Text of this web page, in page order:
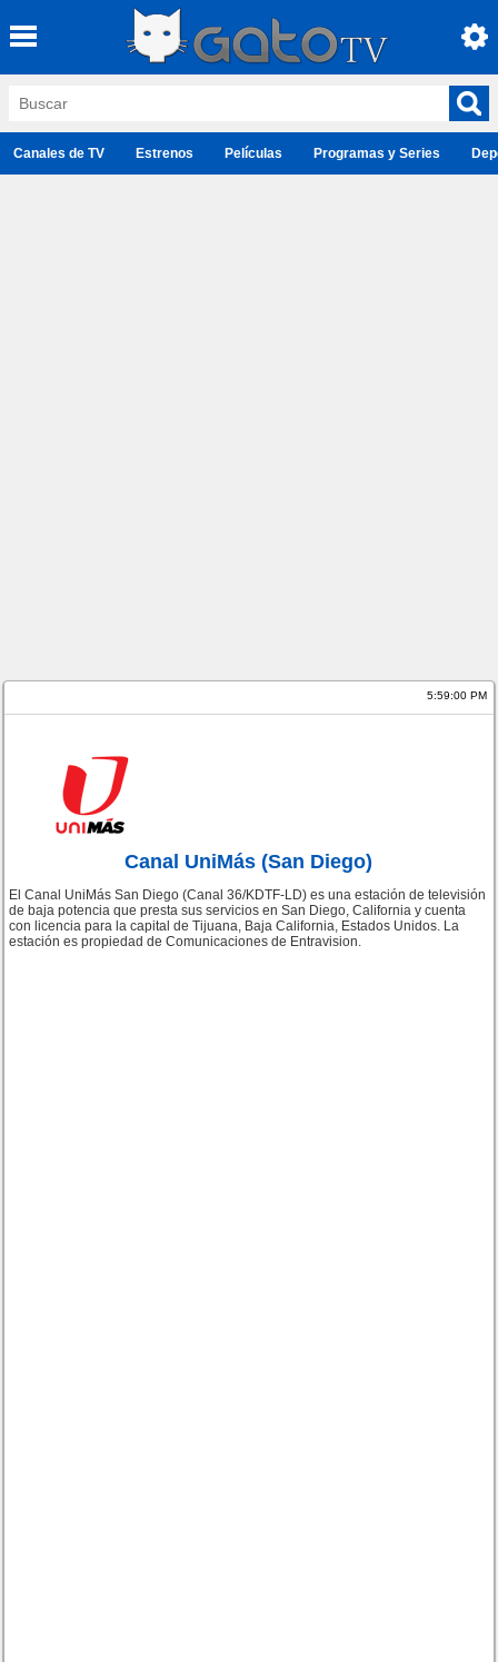
Canales de TV Estrenos Películas Programas y Series
5:59:00 PM
Canal UniMás (San Diego)
El Canal UniMás San Diego (Canal 36/KDTF-LD) es una estación de televisión
de baja potencia que presta sus servicios en San Diego, California y cuenta
con licencia para la capital de Tijuana, Baja California, Estados Unidos. La
estación es propiedad de Comunicaciones de Entravision.